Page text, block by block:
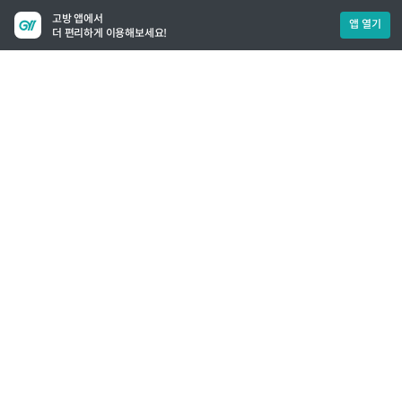
고방 앱에서
더 편리하게 이용해보세요!
앱 열기